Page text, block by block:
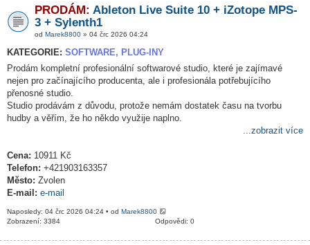
PRODÁM: Ableton Live Suite 10 + iZotope MPS-
3 + Sylenth1
od Marek8800 » 04 črc 2026 04:24
KATEGORIE: SOFTWARE, PLUG-INY
Prodám kompletní profesionální softwarové studio, které je zajímavé
nejen pro začínajícího producenta, ale i profesionála potřebujícího
přenosné studio.
Studio prodávám z důvodu, protože nemám dostatek času na tvorbu
hudby a věřím, že ho někdo využije naplno.
...zobrazit více
Cena: 10911 Kč
Telefon: +421903163357
Město: Zvolen
E-mail: e-mail
Naposledy: 04 črc 2026 04:24 • od Marek8800
Odpovědi: 0
Zobrazení: 3384